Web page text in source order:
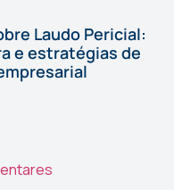
Laudo Pericial:
e estratégias de